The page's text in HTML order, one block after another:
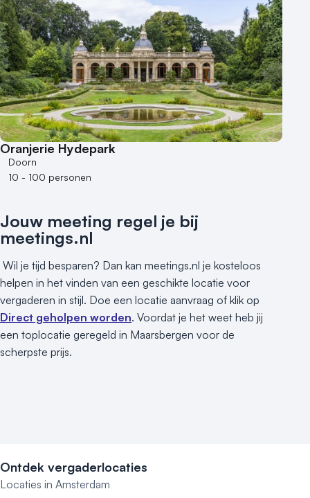
Kleine / intieme locatie
Locaties aan zee
Museum
Theater
Varende locatie
Oranjerie Hydepark
Doorn
10 - 100 personen
Jouw meeting regel je bij
meetings.nl
Wil je tijd besparen? Dan kan meetings.nl je kosteloos
helpen in het vinden van een geschikte locatie voor
vergaderen in stijl. Doe een locatie aanvraag of klik op
Direct geholpen worden. Voordat je het weet heb jij
een toplocatie geregeld in Maarsbergen voor de
scherpste prijs.
Ontdek vergaderlocaties
Locaties in Amsterdam